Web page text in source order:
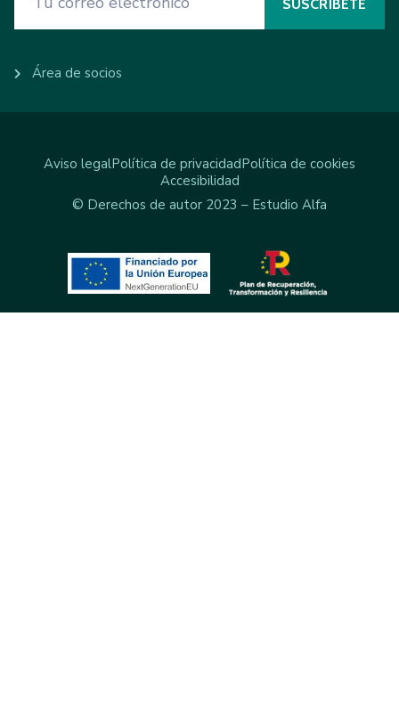
Área de socios
Aviso legalPolítica de privacidadPolítica de cookies
Accesibilidad
© Derechos de autor 2023 – Estudio Alfa